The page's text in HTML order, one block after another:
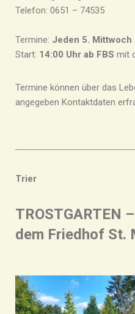
Telefon: 0651 – 74535
Termine: Jeden 5. Mittwoch
Start: 14:00 Uhr ab FBS mit
Termine können über das
angegeben Kontaktdaten
Trier
TROSTGARTEN
dem Friedhof St.